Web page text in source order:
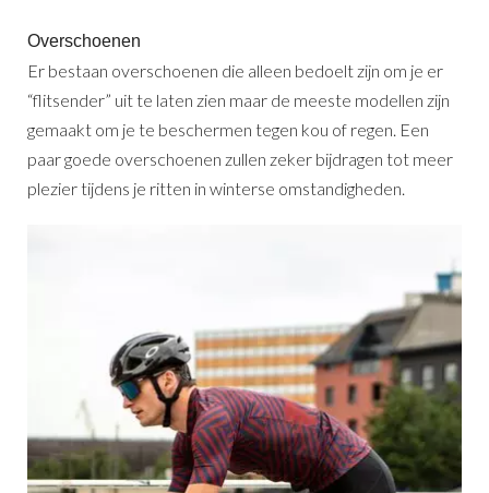
Overschoenen
Er bestaan overschoenen die alleen bedoelt zijn om je er
“flitsender” uit te laten zien maar de meeste modellen zijn
gemaakt om je te beschermen tegen kou of regen. Een
paar goede overschoenen zullen zeker bijdragen tot meer
plezier tijdens je ritten in winterse omstandigheden.